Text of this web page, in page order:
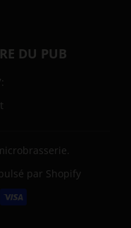
DU PUB
.
par Shopify